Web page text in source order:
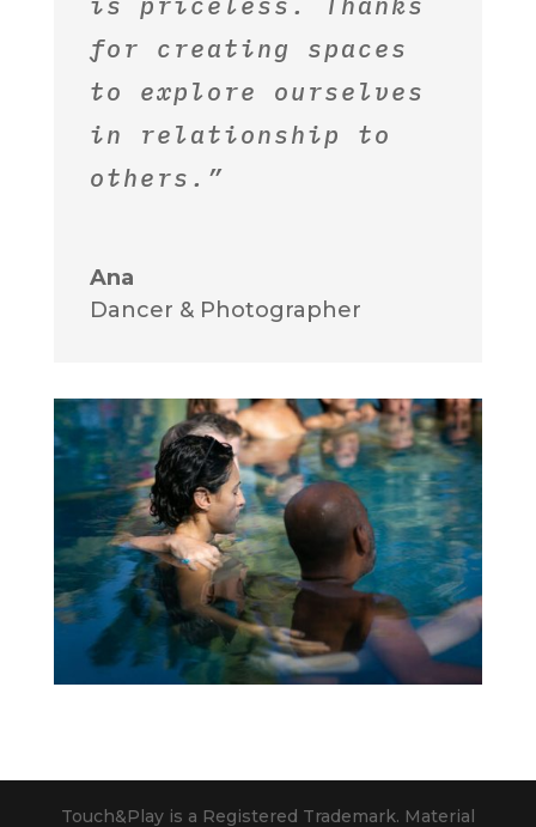
for creating spaces
to explore ourselves
in relationship to
others.”
Ana
Dancer & Photographer
Touch&Play is a Registered Trademark. Material